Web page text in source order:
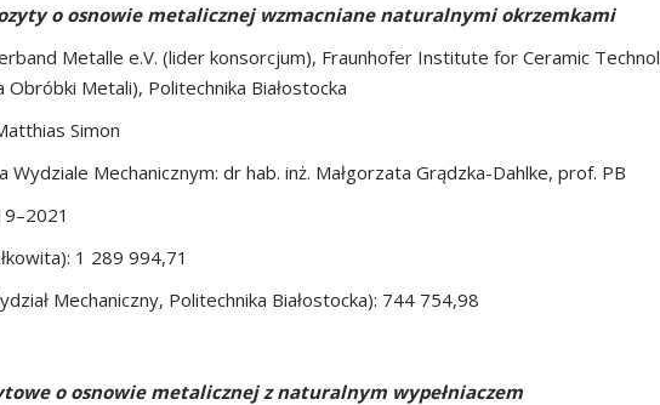
o osnowie metalicznej wzmacniane naturalnymi okrzemkami
Metalle e.V. (lider konsorcjum), Fraunhofer Institute for Ceramic
Metali), Politechnika Białostocka
Simon
Wydziale Mechanicznym: dr hab. inż. Małgorzata Grądzka-Dahlke, prof. PB
1 289 994,71
Mechaniczny, Politechnika Białostocka): 744 754,98
o osnowie metalicznej z naturalnym wypełniaczem